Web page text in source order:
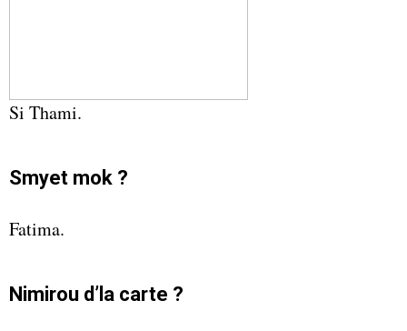
Si Thami.
Smyet mok ?
Fatima.
Nimirou d’la carte ?